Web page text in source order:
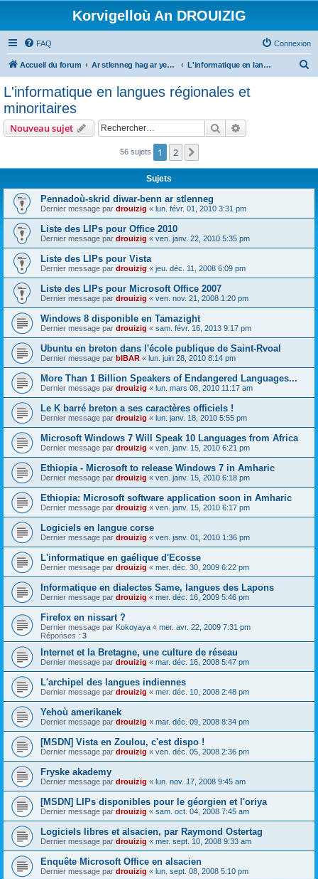
Korvigelloù An DROUIZIG
FAQ Connexion
Accueil du forum Ar stlenneg hag ar yezhoù bihan er bed a-bezh L'informatique en langues régionales et minoritaires
c
r
L'informatique en langues régionales et
minoritaires
Nouveau sujet Rechercher
56 sujets 1 2
Sujets
Pennadoù-skrid diwar-benn ar stlenneg
Dernier message par drouizig « lun. févr. 01, 2010 3:31 pm
Liste des LIPs pour Office 2010
Dernier message par drouizig « ven. janv. 22, 2010 5:35 pm
Liste des LIPs pour Vista
Dernier message par drouizig « jeu. déc. 11, 2008 6:09 pm
Liste des LIPs pour Microsoft Office 2007
Dernier message par drouizig « ven. nov. 21, 2008 1:20 pm
Windows 8 disponible en Tamazight
Dernier message par drouizig « sam. févr. 16, 2013 9:17 pm
Ubuntu en breton dans l'école publique de Saint-Rvoal
Dernier message par bIBAR « lun. juin 28, 2010 8:14 pm
More Than 1 Billion Speakers of Endangered Languages...
Dernier message par drouizig « lun. mars 08, 2010 11:17 am
Le K barré breton a ses caractères officiels !
Dernier message par drouizig « lun. janv. 18, 2010 5:55 pm
Microsoft Windows 7 Will Speak 10 Languages from Africa
Dernier message par drouizig « ven. janv. 15, 2010 6:21 pm
Ethiopia - Microsoft to release Windows 7 in Amharic
Dernier message par drouizig « ven. janv. 15, 2010 6:18 pm
Ethiopia: Microsoft software application soon in Amharic
Dernier message par drouizig « ven. janv. 15, 2010 6:17 pm
Logiciels en langue corse
Dernier message par drouizig « ven. janv. 01, 2010 1:36 pm
L'informatique en gaélique d'Ecosse
Dernier message par drouizig « mer. déc. 30, 2009 6:22 pm
Informatique en dialectes Same, langues des Lapons
Dernier message par drouizig « mer. déc. 16, 2009 5:46 pm
Firefox en nissart ?
Dernier message par Kokoyaya « mer. avr. 22, 2009 7:31 pm
Réponses : 3
Internet et la Bretagne, une culture de réseau
Dernier message par drouizig « mar. déc. 16, 2008 5:47 pm
L'archipel des langues indiennes
Dernier message par drouizig « mer. déc. 10, 2008 2:48 pm
Yehoù amerikanek
Dernier message par drouizig « mar. déc. 09, 2008 8:34 pm
[MSDN] Vista en Zoulou, c'est dispo !
Dernier message par drouizig « ven. déc. 05, 2008 2:36 pm
Fryske akademy
Dernier message par drouizig « lun. nov. 17, 2008 9:45 am
[MSDN] LIPs disponibles pour le géorgien et l'oriya
Dernier message par drouizig « sam. oct. 04, 2008 7:45 am
Logiciels libres et alsacien, par Raymond Ostertag
Dernier message par drouizig « mer. sept. 10, 2008 9:33 am
Enquête Microsoft Office en alsacien
Dernier message par drouizig « lun. sept. 08, 2008 5:10 pm